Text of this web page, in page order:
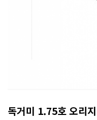
독거미 1.75호 오리